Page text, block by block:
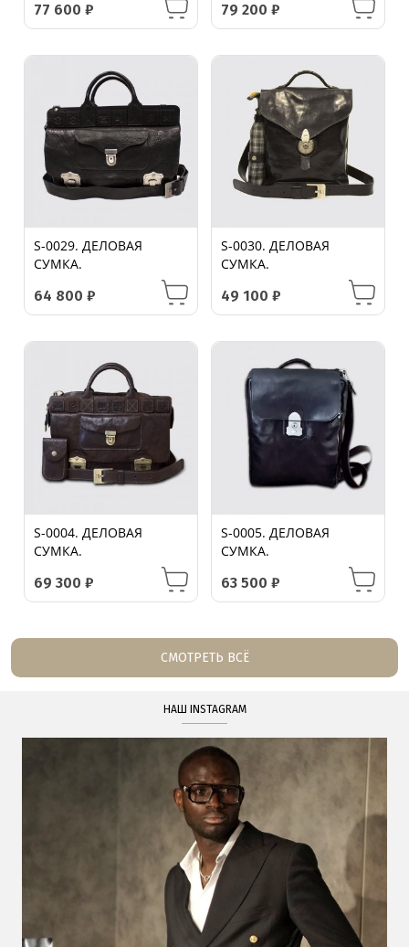
77 600₽ 79 200 ₽
S-0029. ДЕЛОВАЯ
СУМКА.
64 800₽
S-0030. ДЕЛОВАЯ
СУМКА.
49 100 ₽
S-0004. ДЕЛОВАЯ
СУМКА.
69 300₽
S-0005. ДЕЛОВАЯ
СУМКА.
63 500 ₽
СМОТРЕТЬ ВСЁ
НАШ INSTAGRAM